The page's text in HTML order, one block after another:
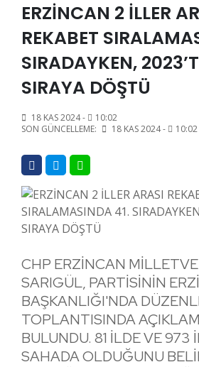
ERZİNCAN 2 İLLER
REKABET
SIRADAYKEN,
SIRAYA DÖŞTÜ
18 KAS 2024 -
10:02
SON GÜNCELLEME:
18 KAS 2024 - 10:02
CHP ERZİNCAN
SARIGÜL, PARTİSİNİN
BAŞKANLIĞI'NDA
TOPLANTISINDA
BULUNDU. 81 İLDE VE 973
SAHADA OLDUĞUNU